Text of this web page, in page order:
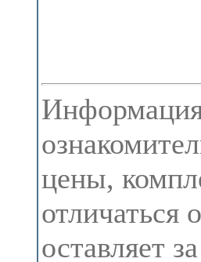
Информация
цены,
отличаться
оставляет